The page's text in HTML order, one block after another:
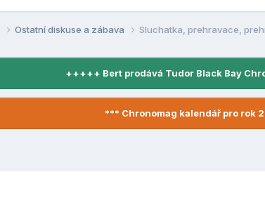
Ostatní diskuse a zábava Sluchatka, prehravace,
+++++ Bert prodává Tudor Black Bay
*** Chronomag kalendář pro rok